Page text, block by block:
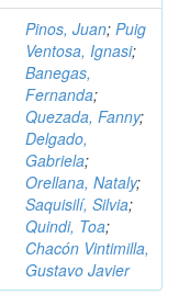
Pinos, Juan; Puig
Ventosa, Ignasi;
Banegas,
Fernanda;
Quezada, Fanny;
Delgado,
Gabriela;
Orellana, Nataly;
Saquisilí, Silvia;
Quindi, Toa;
Chacón Vintimilla,
Gustavo Javier